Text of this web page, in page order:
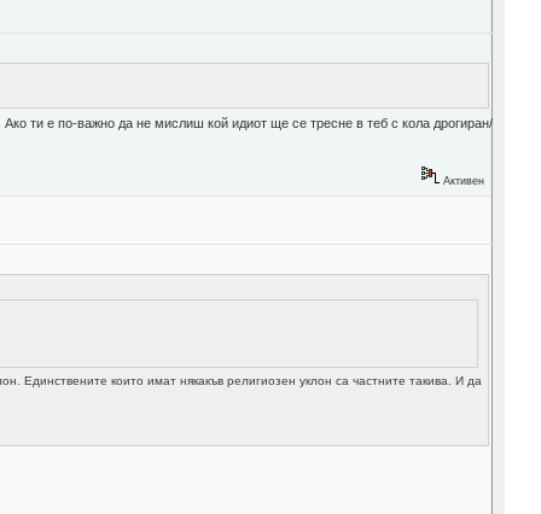
ти е по-важно да не мислиш кой идиот ще се тресне в теб с кола дрогиран/
Активен
Единствените които имат някакъв религиозен уклон са частните такива. И да